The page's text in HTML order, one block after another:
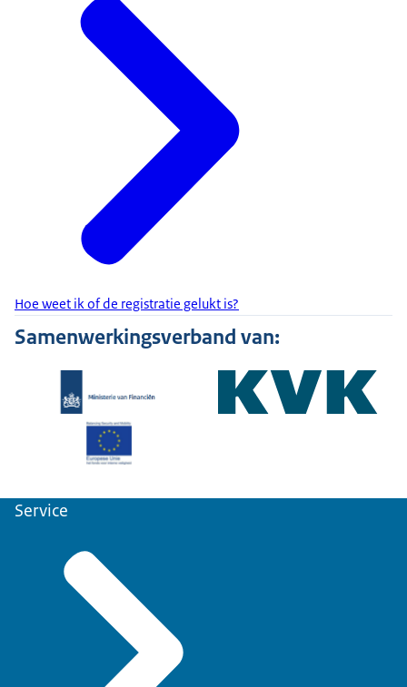
Hoe weet ik of de registratie gelukt is?
Samenwerkingsverband van:
Service